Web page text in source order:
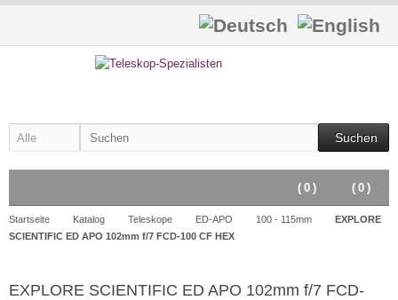
Suchen
( 0 )
( 0 )
Startseite Katalog Teleskope ED-APO 100 - 115mm
EXPLORE
SCIENTIFIC ED APO 102mm f/7 FCD-100 CF HEX
EXPLORE SCIENTIFIC ED APO 102mm f/7 FCD-